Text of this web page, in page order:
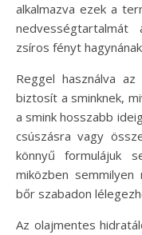
alkalmazva ezek a
nedvességtartalmát
zsíros fényt
Reggel használva
biztosít a sminknek,
a smink hosszabb
csúszásra vagy
könnyű formulájuk
miközben
bőr szabadon
Az olajmentes